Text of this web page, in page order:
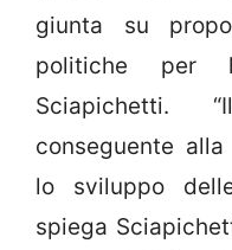
giunta su
politiche per
Sciapichetti.
conseguente
lo sviluppo
spiega